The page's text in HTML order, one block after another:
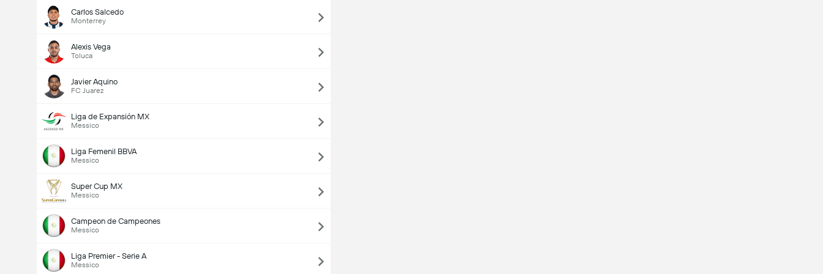
Carlos Salcedo
Monterrey
Alexis Vega
Toluca
Javier Aquino
FC Juarez
Liga de Expansión MX
Messico
Liga Femenil BBVA
Messico
Super Cup MX
Messico
Campeon de Campeones
Messico
Liga Premier - Serie A
Messico